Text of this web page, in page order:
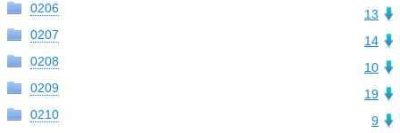
13
0206
14
0207
10
0208
19
0209
9
0210